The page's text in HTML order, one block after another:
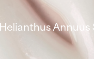
Helianthus Annuus